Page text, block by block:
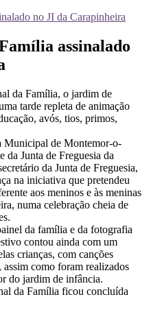
assinalado
da Família, o jardim de
tarde repleta de animação
avós, tios, primos,
Municipal de Montemor-o-
Junta de Freguesia da
da Junta de Freguesia,
na iniciativa que pretendeu
aos meninos e às meninas
numa celebração cheia de
da família e da fotografia
contou ainda com um
crianças, com canções
como foram realizados
do jardim de infância.
da Família ficou concluída